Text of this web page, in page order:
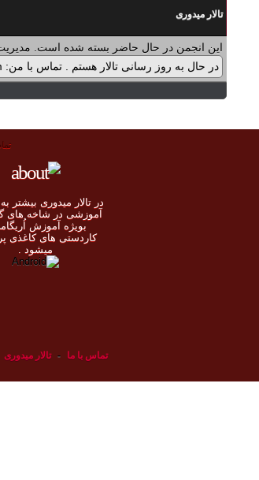
تالار میدوری
این انجمن در حال حاضر بسته شده است. مدیریت
در حال به روز رسانی تالار هستم . تماس با من: midorinco@yahoo.com تماس از طریق واتس اپ (آیکون سمت چپ - بالای تالار) در پرداخت پولی برنامه ها اشکالی پیش آمده که در حال بازنویسی آن هستم .
در تالار میدوری بيشتر
آموزشی در شاخه های
بویژه آموزش
کاردستی های کاغذی
ميشود .
تماس با ما - تالار میدوری